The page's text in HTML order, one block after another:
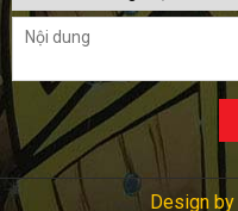
Design by